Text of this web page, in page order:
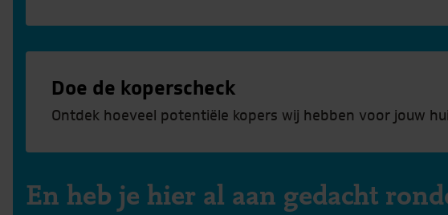
Doe de koperscheck
Ontdek hoeveel potentiële kopers wij hebben voor jouw
En heb je hier al aan gedacht